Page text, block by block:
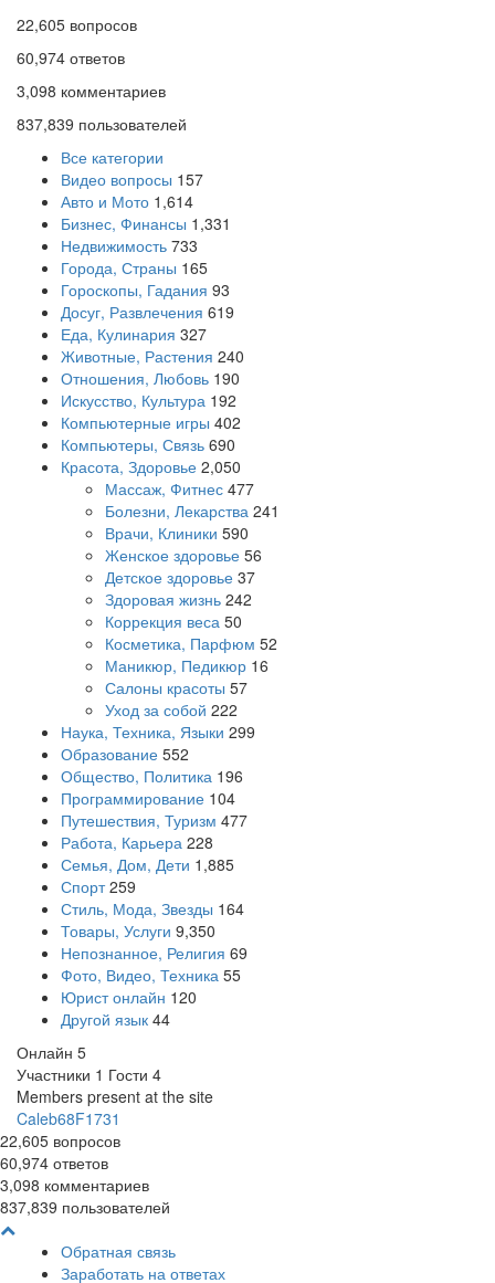
22,605 вопросов
60,974 ответов
3,098 комментариев
837,839 пользователей
Все категории
Видео вопросы 157
Авто и Мото 1,614
Бизнес, Финансы 1,331
Недвижимость 733
Города, Страны 165
Гороскопы, Гадания 93
Досуг, Развлечения 619
Еда, Кулинария 327
Животные, Растения 240
Отношения, Любовь 190
Искусство, Культура 192
Компьютерные игры 402
Компьютеры, Связь 690
Красота, Здоровье 2,050
Массаж, Фитнес 477
Болезни, Лекарства 241
Врачи, Клиники 590
Женское здоровье 56
Детское здоровье 37
Здоровая жизнь 242
Коррекция веса 50
Косметика, Парфюм 52
Маникюр, Педикюр 16
Салоны красоты 57
Уход за собой 222
Наука, Техника, Языки 299
Образование 552
Общество, Политика 196
Программирование 104
Путешествия, Туризм 477
Работа, Карьера 228
Семья, Дом, Дети 1,885
Спорт 259
Стиль, Мода, Звезды 164
Товары, Услуги 9,350
Непознанное, Религия 69
Фото, Видео, Техника 55
Юрист онлайн 120
Другой язык 44
Онлайн 5
Участники 1 Гости 4
Members present at the site
Caleb68F1731
22,605 вопросов
60,974 ответов
3,098 комментариев
837,839 пользователей
Обратная связь
Заработать на ответах